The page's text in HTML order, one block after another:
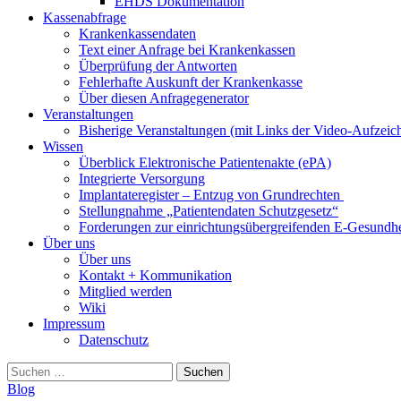
Kassenabfrage
Krankenkassendaten
Text einer Anfrage bei Krankenkassen
Überprüfung der Antworten
Fehlerhafte Auskunft der Krankenkasse
Über diesen Anfragegenerator
Veranstaltungen
Bisherige Veranstaltungen (mit Links der Video-
Wissen
Überblick Elektronische Patientenakte (ePA)
Integrierte Versorgung
Implantateregister – Entzug von Grundrechten
Stellungnahme „Patientendaten Schutzgesetz“
Forderungen zur einrichtungsübergreifenden E-
Über uns
Über uns
Kontakt + Kommunikation
Mitglied werden
Wiki
Impressum
Datenschutz
Suchen
nach:
Blog